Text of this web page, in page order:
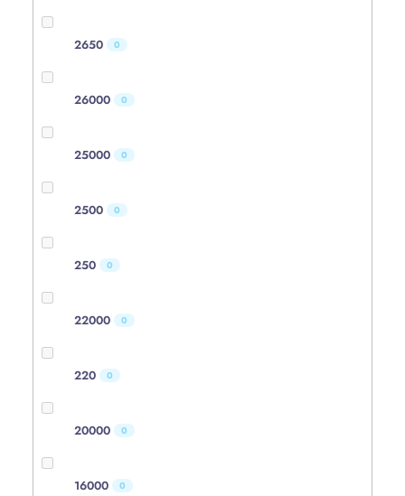
2650 0
26000 0
25000 0
2500 0
250 0
22000 0
220 0
20000 0
16000 0